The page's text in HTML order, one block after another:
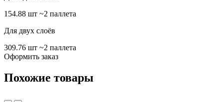
154.88 шт ~2 паллета
Для двух слоёв
309.76 шт ~2 паллета
Оформить заказ
Похожие товары